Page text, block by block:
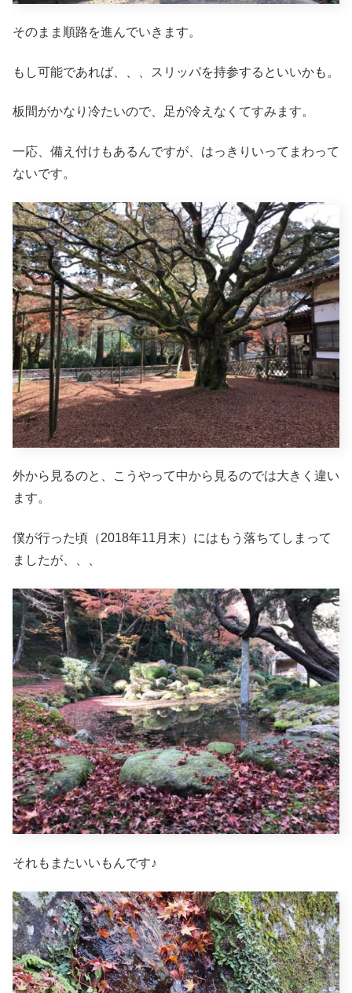
そのまま順路を進んでいきます。
もし可能であれば、、、スリッパを持参するといいかも。
板間がかなり冷たいので、足が冷えなくてすみます。
一応、備え付けもあるんですが、はっきりいってまわって
ないです。
外から見るのと、こうやって中から見るのでは大きく違い
ます。
僕が行った頃（2018年11月末）にはもう落ちてしまって
ましたが、、、
それもまたいいもんです♪